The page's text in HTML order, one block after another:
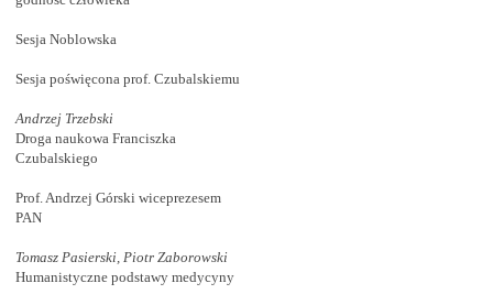
Sesja Noblowska
Sesja poświęcona prof. Czubalskiemu
Andrzej Trzebski
Droga naukowa Franciszka
Czubalskiego
Prof. Andrzej Górski wiceprezesem
PAN
Tomasz Pasierski, Piotr Zaborowski
Humanistyczne podstawy medycyny